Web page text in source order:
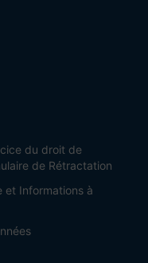
du droit de
de Rétractation
et Informations à